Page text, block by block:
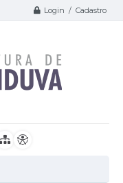
Login / Cadastro